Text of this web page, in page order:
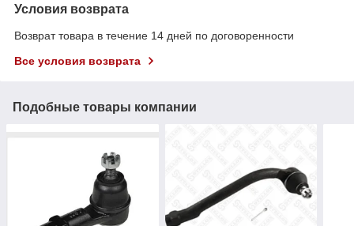
Условия возврата
Возврат товара в течение 14 дней по договоренности
Все условия возврата
Подобные товары компании